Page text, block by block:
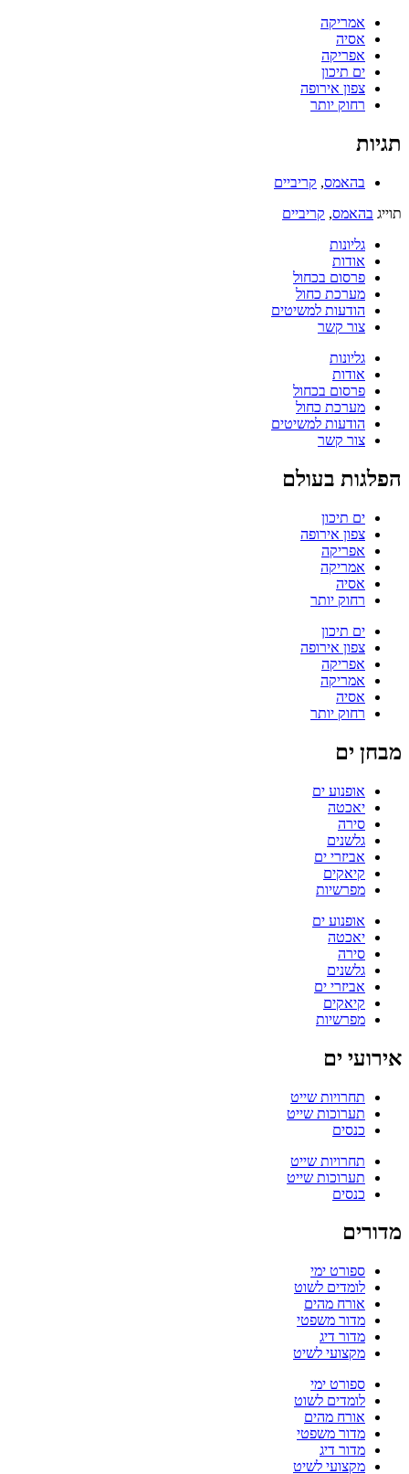
אמריקה
אסיה
אפריקה
ים תיכון
צפון אירופה
רחוק יותר
תגיות
בהאמס, קריביים
תוייג בהאמס, קריביים
גליונות
אודות
פרסום בכחול
מערכת כחול
הודעות למשיטים
צור קשר
גליונות
אודות
פרסום בכחול
מערכת כחול
הודעות למשיטים
צור קשר
הפלגות בעולם
ים תיכון
צפון אירופה
אפריקה
אמריקה
אסיה
רחוק יותר
ים תיכון
צפון אירופה
אפריקה
אמריקה
אסיה
רחוק יותר
מבחן ים
אופנוע ים
יאכטה
סירה
גלשנים
אביזרי ים
קיאקים
מפרשיות
אופנוע ים
יאכטה
סירה
גלשנים
אביזרי ים
קיאקים
מפרשיות
אירועי ים
תחרויות שייט
תערוכות שייט
כנסים
תחרויות שייט
תערוכות שייט
כנסים
מדורים
ספורט ימי
לומדים לשוט
אורח מהים
מדור משפטי
מדור דיג
מקצועי לשיט
ספורט ימי
לומדים לשוט
אורח מהים
מדור משפטי
מדור דיג
מקצועי לשיט